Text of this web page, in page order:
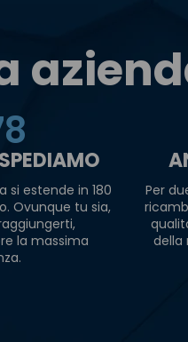
si estende in 180
Ovunque tu sia,
la massima
Per
della